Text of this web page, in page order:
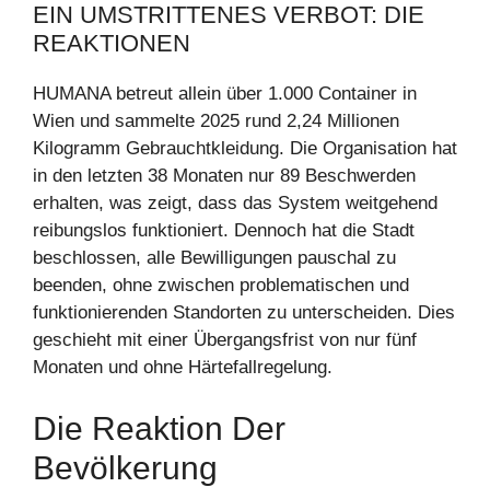
EIN UMSTRITTENES VERBOT: DIE
REAKTIONEN
HUMANA betreut allein über 1.000 Container in
Wien und sammelte 2025 rund 2,24 Millionen
Kilogramm Gebrauchtkleidung. Die Organisation hat
in den letzten 38 Monaten nur 89 Beschwerden
erhalten, was zeigt, dass das System weitgehend
reibungslos funktioniert. Dennoch hat die Stadt
beschlossen, alle Bewilligungen pauschal zu
beenden, ohne zwischen problematischen und
funktionierenden Standorten zu unterscheiden. Dies
geschieht mit einer Übergangsfrist von nur fünf
Monaten und ohne Härtefallregelung.
Die Reaktion Der
Bevölkerung